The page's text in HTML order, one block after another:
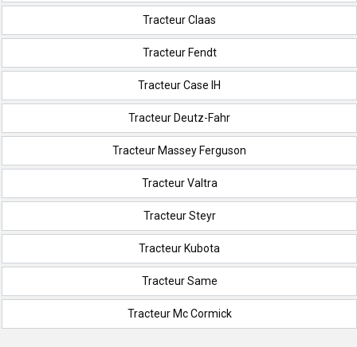
Tracteur Claas
Tracteur Fendt
Tracteur Case IH
Tracteur Deutz-Fahr
Tracteur Massey Ferguson
Tracteur Valtra
Tracteur Steyr
Tracteur Kubota
Tracteur Same
Tracteur Mc Cormick